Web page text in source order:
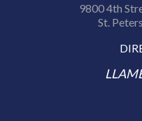
9800 4th
St.